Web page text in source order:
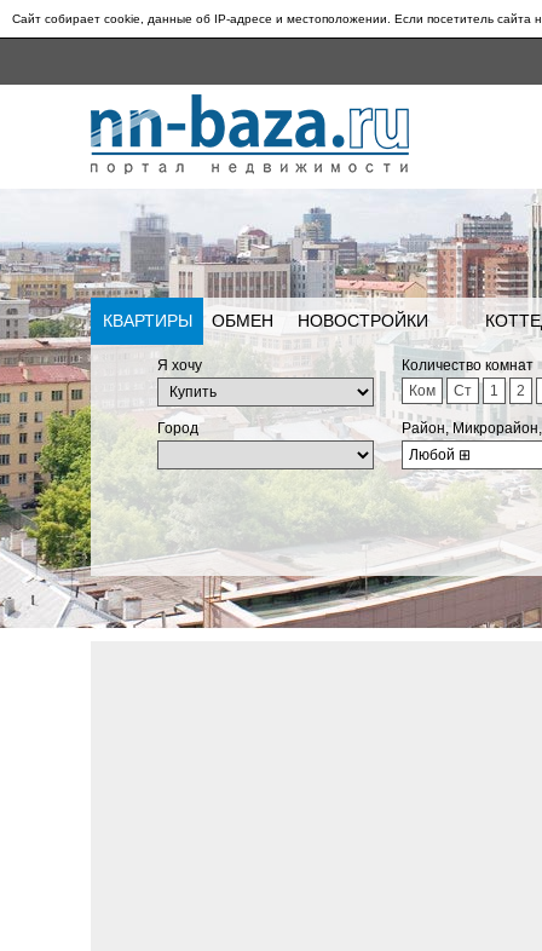
Сайт собирает cookie, данные об IP-адресе и местоположении. Если посетитель сайта
КВАРТИРЫ ОБМЕН НОВОСТРОЙКИ
Я хочу
Количество комнат
Ком
Ст 1 2
Город
Район,
Любой ⊞